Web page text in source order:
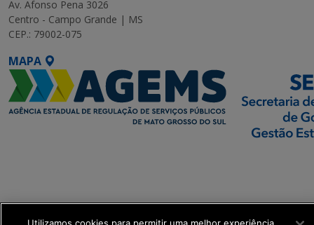
Av. Afonso Pena 3026
Centro - Campo Grande | MS
CEP.: 79002-075
MAPA